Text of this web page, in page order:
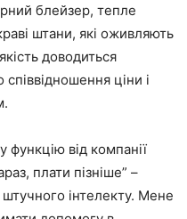
блейзер, тепле
штани, які оживляють
доводиться
ціни і
функцію від компанії
плати пізніше” –
інтелекту. Мене